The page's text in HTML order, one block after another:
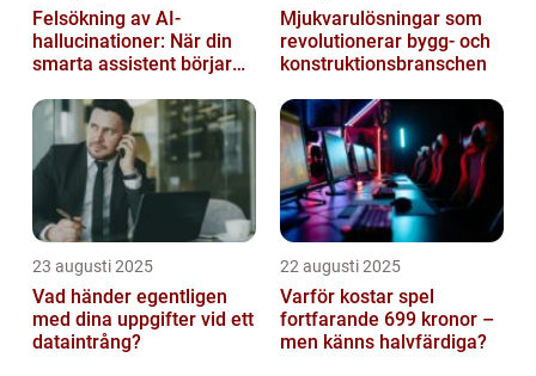
Felsökning av AI-
hallucinationer: När din
smarta assistent börjar
Mjukvarulösningar som
revolutionerar bygg- och
konstruktionsbranschen
23 augusti 2025
Vad händer egentligen
med dina uppgifter vid ett
dataintrång?
22 augusti 2025
Varför kostar spel
fortfarande 699 kronor –
men känns halvfärdiga?